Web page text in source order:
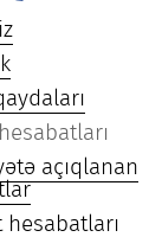
açıqlanan
hesabatları